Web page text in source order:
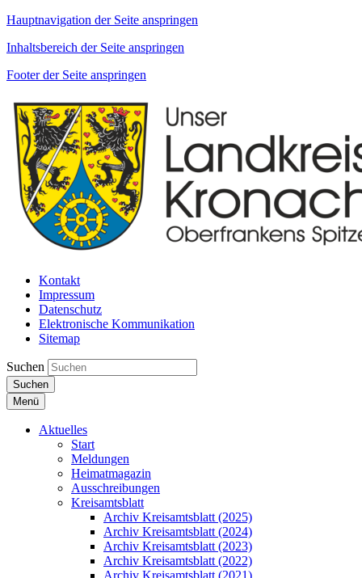
Hauptnavigation der Seite anspringen
Inhaltsbereich der Seite anspringen
Footer der Seite anspringen
Kontakt
Impressum
Datenschutz
Elektronische Kommunikation
Sitemap
Suchen
Suchen
Menü
Aktuelles
Start
Meldungen
Heimatmagazin
Ausschreibungen
Kreisamtsblatt
Archiv Kreisamtsblatt (2025)
Archiv Kreisamtsblatt (2024)
Archiv Kreisamtsblatt (2023)
Archiv Kreisamtsblatt (2022)
Archiv Kreisamtsblatt (2021)